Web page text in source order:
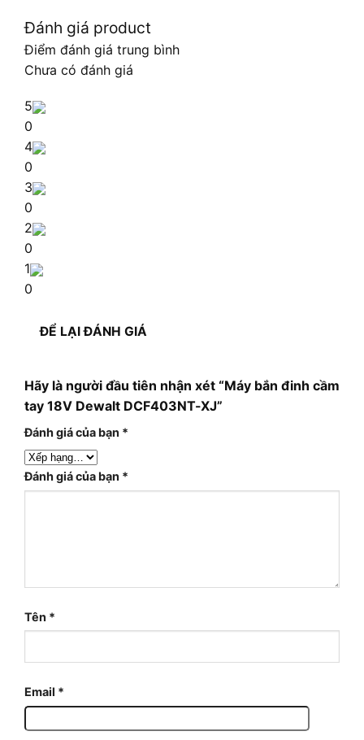
Đánh giá product
Điểm đánh giá trung bình
Chưa có đánh giá
5
0
4
0
3
0
2
0
1
0
ĐỂ LẠI ĐÁNH GIÁ
Hãy là người đầu tiên nhận xét “Máy bắn đinh cầm
tay 18V Dewalt DCF403NT-XJ”
Đánh giá của bạn *
Đánh giá của bạn *
Tên *
Email *